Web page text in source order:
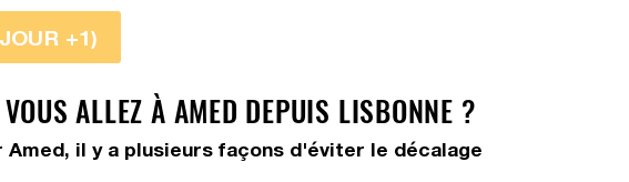
+1)
ALLEZ À AMED DEPUIS LISBONNE ?
il y a plusieurs façons d'éviter le décalage